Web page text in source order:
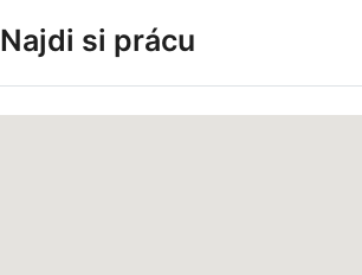
Najdi si prácu